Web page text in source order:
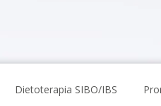
Dietoterapia SIBO/IBS